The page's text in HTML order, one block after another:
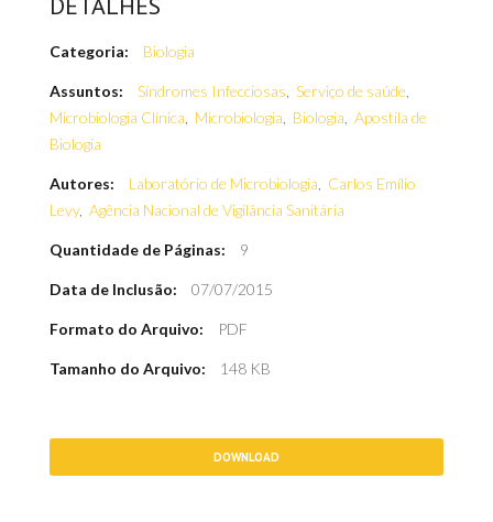
Categoria: Biologia
Assuntos: Síndromes Infecciosas Serviço de saúde
Microbiologia Clínica
Microbiologia Biologia Apostila de
Biologia
Autores: Laboratório de Microbiologia
Carlos Emílio
Levy, Agência Nacional de Vigilância Sanitária
Quantidade de Páginas: 9
Data de Inclusão: 07/07/2015
Formato do Arquivo: PDF
Tamanho do Arquivo: 148 KB
DOWNLOAD